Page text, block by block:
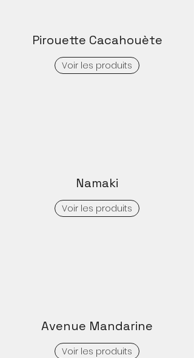
Pirouette Cacahouète
Voir les produits
Namaki
Voir les produits
Avenue Mandarine
Voir les produits